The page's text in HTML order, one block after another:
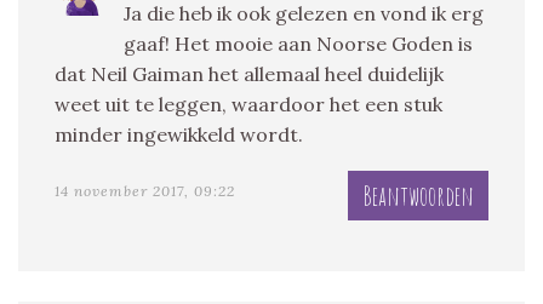
Ja die heb ik ook gelezen en vond ik erg
gaaf! Het mooie aan Noorse Goden is
dat Neil Gaiman het allemaal heel duidelijk
weet uit te leggen, waardoor het een stuk
minder ingewikkeld wordt.
14 november 2017, 09:22 Beantwoorden